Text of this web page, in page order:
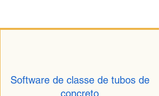
Software de classe de tubos de
concreto